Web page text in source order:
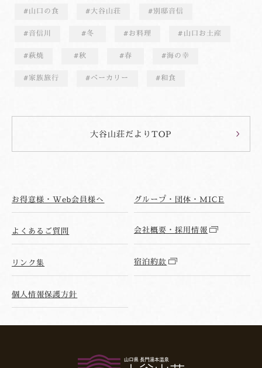
山口の食 大谷山荘 別邸音信
音信川 冬 お料理 山口お土産
萩焼 秋 春 海の幸
家族旅行 ベーカリー 和食
大谷山荘だよりTOP
お得意様・Web会員様へ グループ・団体・MICE
よくあるご質問 会社概要・採用情報
リンク集 宿泊約款
個人情報保護方針